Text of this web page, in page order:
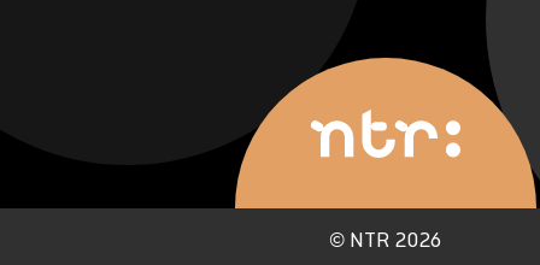
© NTR 2026